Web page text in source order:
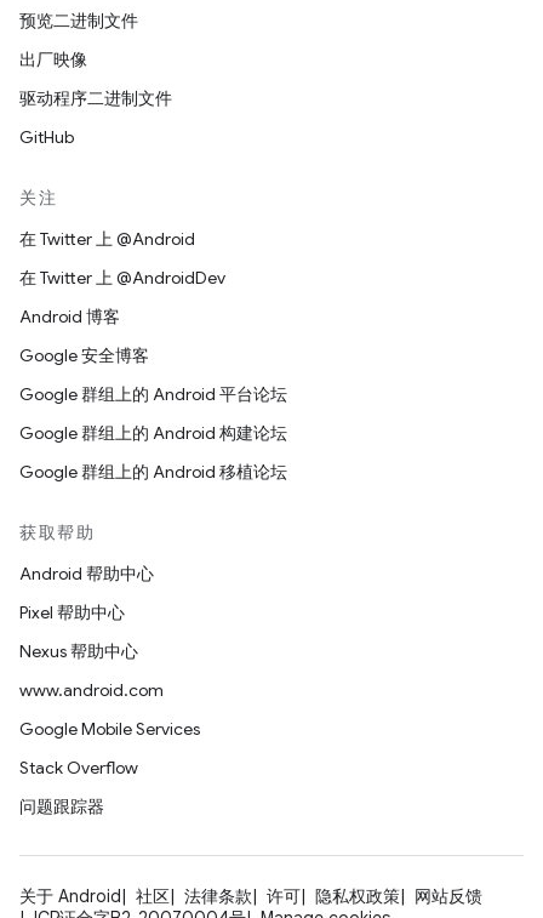
预览二进制文件
出厂映像
驱动程序二进制文件
GitHub
关注
在 Twitter 上 @Android
在 Twitter 上 @AndroidDev
Android 博客
Google 安全博客
Google 群组上的 Android 平台论坛
Google 群组上的 Android 构建论坛
Google 群组上的 Android 移植论坛
获取帮助
Android 帮助中心
Pixel 帮助中心
Nexus 帮助中心
www.android.com
Google Mobile Services
Stack Overflow
问题跟踪器
关于 Android 社区 法律条款 许可 隐私权政策
网站反馈